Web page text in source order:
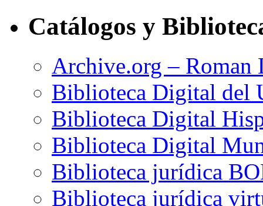
Catálogos y
Archive.org – Roman
Biblioteca Digital del
Biblioteca Digital
Biblioteca Digital
Biblioteca jurídica
Biblioteca jurídica